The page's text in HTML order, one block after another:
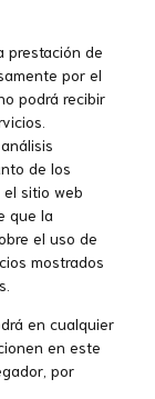
prestación de
por el
podrá recibir
de los
sitio web
que la
el uso de
mostrados
en cualquier
en este
por